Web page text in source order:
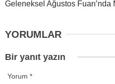
Geleneksel Ağustos
YORUMLAR
Bir yanıt yazın
Yorum *